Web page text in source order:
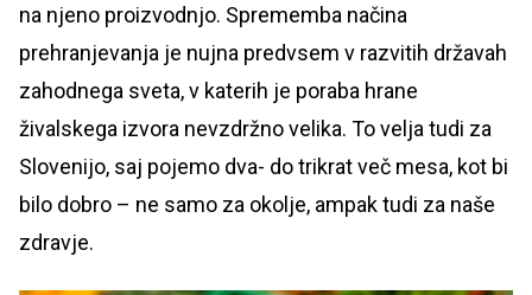
na njeno proizvodnjo. Sprememba načina
prehranjevanja je nujna predvsem v razvitih državah
zahodnega sveta, v katerih je poraba hrane
živalskega izvora nevzdržno velika. To velja tudi za
Slovenijo, saj pojemo dva- do trikrat več mesa, kot bi
bilo dobro – ne samo za okolje, ampak tudi za naše
zdravje.